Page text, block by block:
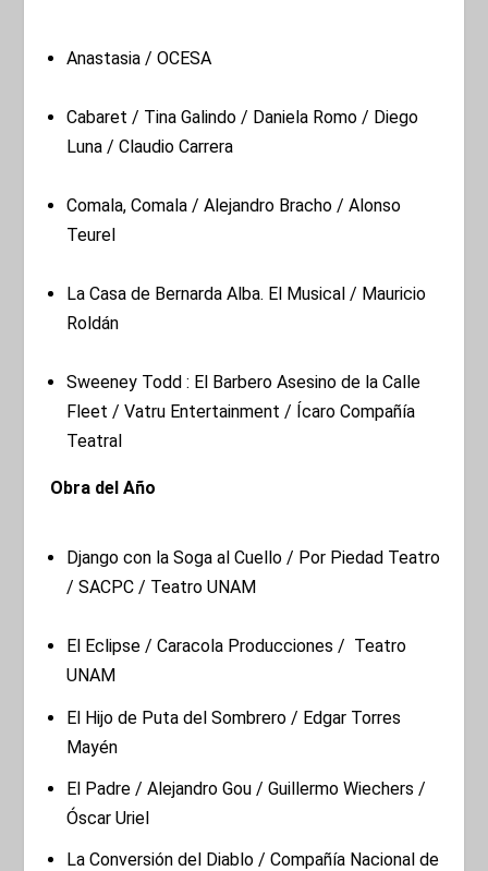
Anastasia / OCESA
Cabaret / Tina Galindo / Daniela Romo / Diego
Luna / Claudio Carrera
Comala, Comala / Alejandro Bracho / Alonso
Teurel
La Casa de Bernarda Alba. El Musical / Mauricio
Roldán
Sweeney Todd : El Barbero Asesino de la Calle
Fleet / Vatru Entertainment / Ícaro Compañía
Teatral
Obra del Año
Django con la Soga al Cuello / Por Piedad Teatro
/ SACPC / Teatro UNAM
El Eclipse / Caracola Producciones / Teatro
UNAM
El Hijo de Puta del Sombrero / Edgar Torres
Mayén
El Padre / Alejandro Gou / Guillermo Wiechers /
Óscar Uriel
La Conversión del Diablo / Compañía Nacional de